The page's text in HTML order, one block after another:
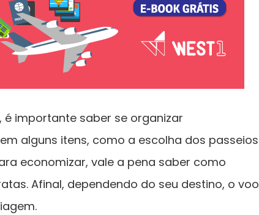
, é importante saber se organizar
alguns itens, como a escolha dos passeios
economizar, vale a pena saber como
Afinal, dependendo do seu destino, o voo